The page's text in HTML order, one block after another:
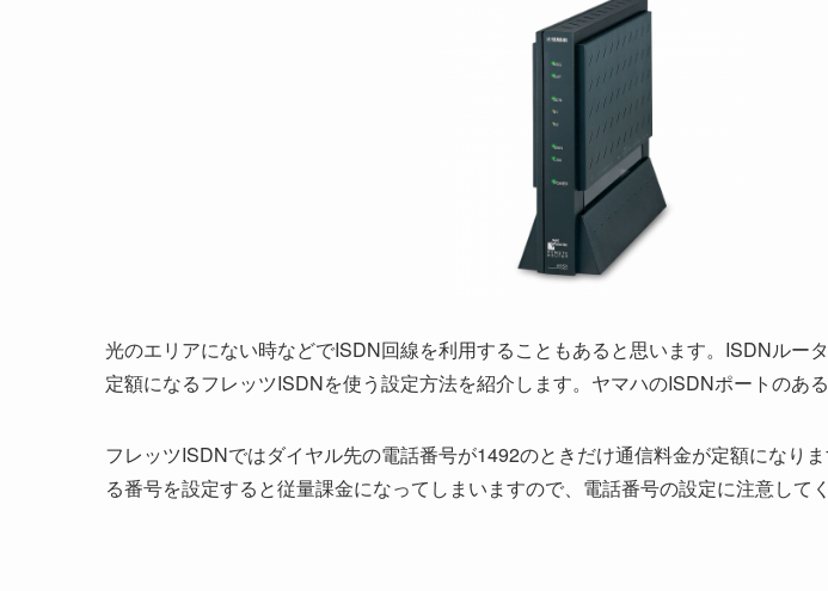
光のエリアにない時などでISDN回線を利用することもあると思います。ISDNルー
定額になるフレッツISDNを使う設定方法を紹介します。ヤマハのISDNポートのあ
フレッツISDNではダイヤル先の電話番号が1492のときだけ通信料金が定額になり
る番号を設定すると従量課金になってしまいますので、電話番号の設定に注意してく